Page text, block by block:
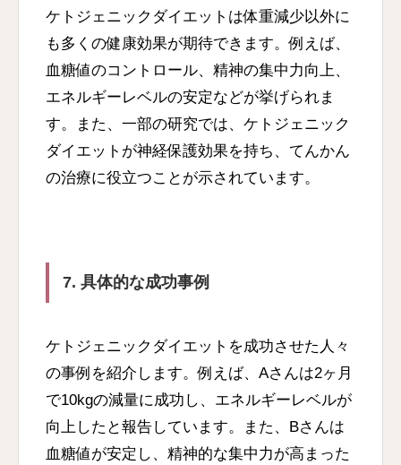
ケトジェニックダイエットは体重減少以外に
も多くの健康効果が期待できます。例えば、
血糖値のコントロール、精神の集中力向上、
エネルギーレベルの安定などが挙げられま
す。また、一部の研究では、ケトジェニック
ダイエットが神経保護効果を持ち、てんかん
の治療に役立つことが示されています。
7. 具体的な成功事例
ケトジェニックダイエットを成功させた人々
の事例を紹介します。例えば、Aさんは2ヶ月
で10kgの減量に成功し、エネルギーレベルが
向上したと報告しています。また、Bさんは
血糖値が安定し、精神的な集中力が高まった